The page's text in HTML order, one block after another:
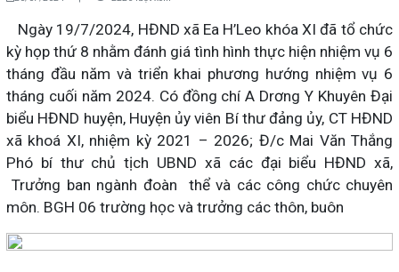
Ngày 19/7/2024, HĐND xã Ea H’Leo khóa XI đã tổ chức
kỳ họp thứ 8 nhằm đánh giá tình hình thực hiện nhiệm vụ 6
tháng đầu năm và triển khai phương hướng nhiệm vụ 6
tháng cuối năm 2024. Có đồng chí A Drơng Y Khuyên Đại
biểu HĐND huyện, Huyện ủy viên Bí thư đảng ủy, CT HĐND
xã khoá XI, nhiệm kỳ 2021 – 2026; Đ/c Mai Văn Thắng
Phó bí thư chủ tịch UBND xã các đại biểu HĐND xã,
Trưởng ban ngành đoàn thể và các công chức chuyên
môn. BGH 06 trường học và trưởng các thôn, buôn